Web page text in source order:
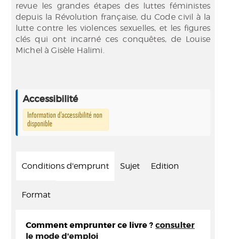
revue les grandes étapes des luttes féministes
depuis la Révolution française, du Code civil à la
lutte contre les violences sexuelles, et les figures
clés qui ont incarné ces conquêtes, de Louise
Michel à Gisèle Halimi.
Accessibilité
Information d’accessibilité non
disponible
Conditions d'emprunt Sujet Edition
Format
Comment emprunter ce livre ? consulter
le mode d'emploi